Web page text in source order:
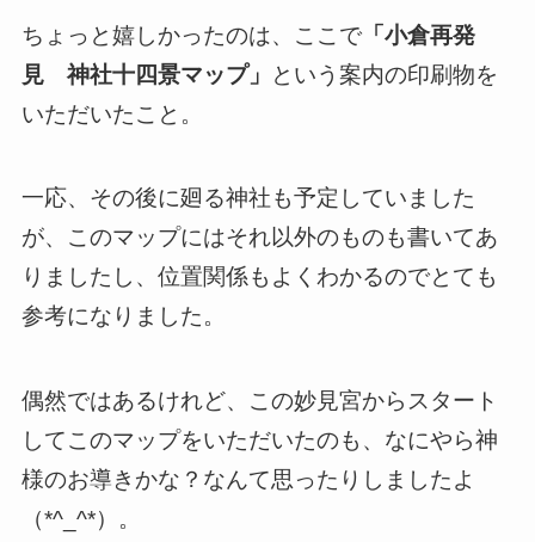
ちょっと嬉しかったのは、ここで「小倉再発
見 神社十四景マップ」
という案内の印刷物を
いただいたこと。
一応、その後に廻る神社も予定していました
が、このマップにはそれ以外のものも書いてあ
りましたし、位置関係もよくわかるのでとても
参考になりました。
偶然ではあるけれど、この妙見宮からスタート
してこのマップをいただいたのも、なにやら神
様のお導きかな？なんて思ったりしましたよ
（*^_^*）。